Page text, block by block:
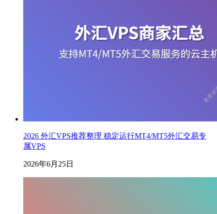
2026 外汇VPS推荐整理 稳定运行MT4/MT5外汇交易专
属VPS
2026年6月25日